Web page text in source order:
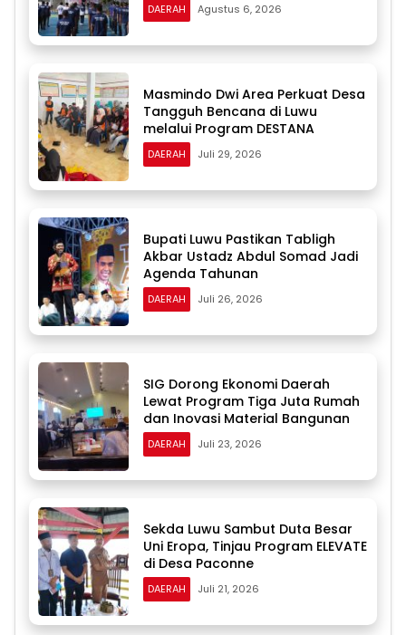
DAERAH Agustus 6, 2026
Masmindo Dwi Area Perkuat Desa
Tangguh Bencana di Luwu
melalui Program DESTANA
DAERAH Juli 29, 2026
Bupati Luwu Pastikan Tabligh
Akbar Ustadz Abdul Somad Jadi
Agenda Tahunan
DAERAH Juli 26, 2026
SIG Dorong Ekonomi Daerah
Lewat Program Tiga Juta Rumah
dan Inovasi Material Bangunan
DAERAH Juli 23, 2026
Sekda Luwu Sambut Duta Besar
Uni Eropa, Tinjau Program ELEVATE
di Desa Paconne
DAERAH Juli 21, 2026